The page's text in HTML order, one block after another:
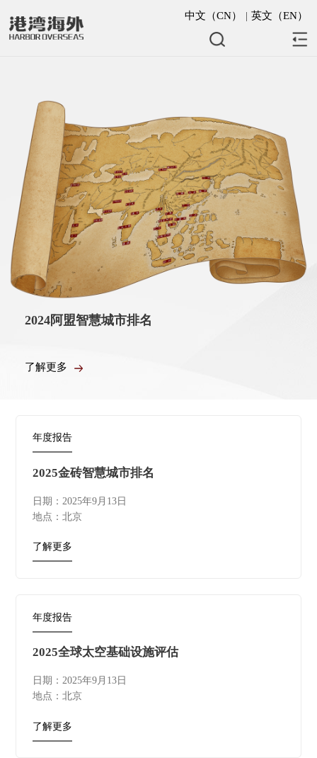
中文（CN） | 英文（EN）
2024阿盟智慧城市排名
了解更多
年度报告
2025金砖智慧城市排名
日期：2025年9月13日
地点：北京
了解更多
年度报告
2025全球太空基础设施评估
日期：2025年9月13日
地点：北京
了解更多